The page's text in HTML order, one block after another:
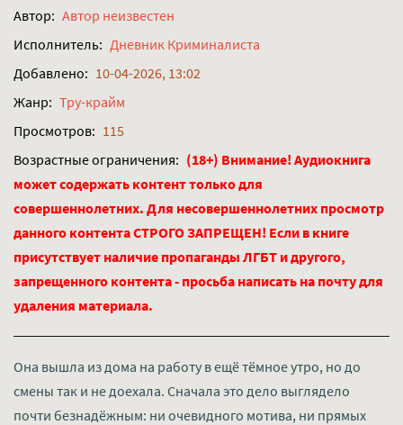
Автор: Автор неизвестен
Исполнитель: Дневник Криминалиста
Добавлено: 10-04-2026, 13:02
Жанр: Тру-крайм
Просмотров: 115
Возрастные ограничения: (18+) Внимание! Аудиокнига
может содержать контент только для
совершеннолетних. Для несовершеннолетних просмотр
данного контента СТРОГО ЗАПРЕЩЕН! Если в книге
присутствует наличие пропаганды ЛГБТ и другого,
запрещенного контента - просьба написать на почту для
удаления материала.
Она вышла из дома на работу в ещё тёмное утро, но до
смены так и не доехала. Сначала это дело выглядело
почти безнадёжным: ни очевидного мотива, ни прямых